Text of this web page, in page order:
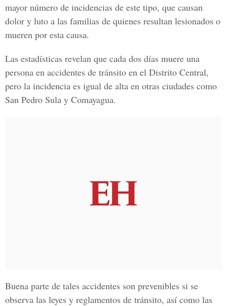
mayor número de incidencias de este tipo, que causan
dolor y luto a las familias de quienes resultan lesionados o
mueren por esta causa.
Las estadísticas revelan que cada dos días muere una
persona en accidentes de tránsito en el Distrito Central,
pero la incidencia es igual de alta en otras ciudades como
San Pedro Sula y Comayagua.
Buena parte de tales accidentes son prevenibles si se
observa las leyes y reglamentos de tránsito, así como las